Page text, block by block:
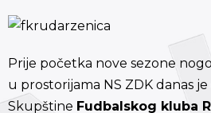
Prije početka nove sezone
u prostorijama NS ZDK danas
Skupštine Fudbalskog kluba